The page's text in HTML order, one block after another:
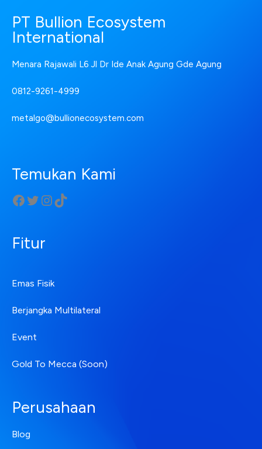
PT Bullion Ecosystem
International
Menara Rajawali L6 Jl Dr Ide Anak Agung Gde Agung
0812-9261-4999
metalgo@bullionecosystem.com
Temukan Kami
Fitur
Emas Fisik
Berjangka Multilateral
Event
Gold To Mecca (Soon)
Perusahaan
Blog